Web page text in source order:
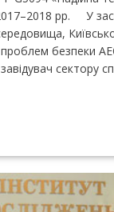
рр. У
проблем безпеки
сектору